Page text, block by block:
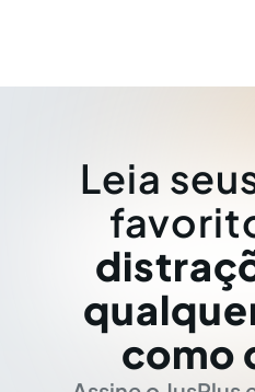
Leia
como